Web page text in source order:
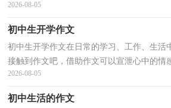
篇有思想、有文采的作文呢？以下是小编精
2026-08-05
初中生开学作文
初中生开学作文在日常的学习、工作、生活
接触到作文吧，借助作文可以宣泄心中的情
知道作文怎样才能写的好吗？以下是小编为
2026-08-05
初中生活的作文